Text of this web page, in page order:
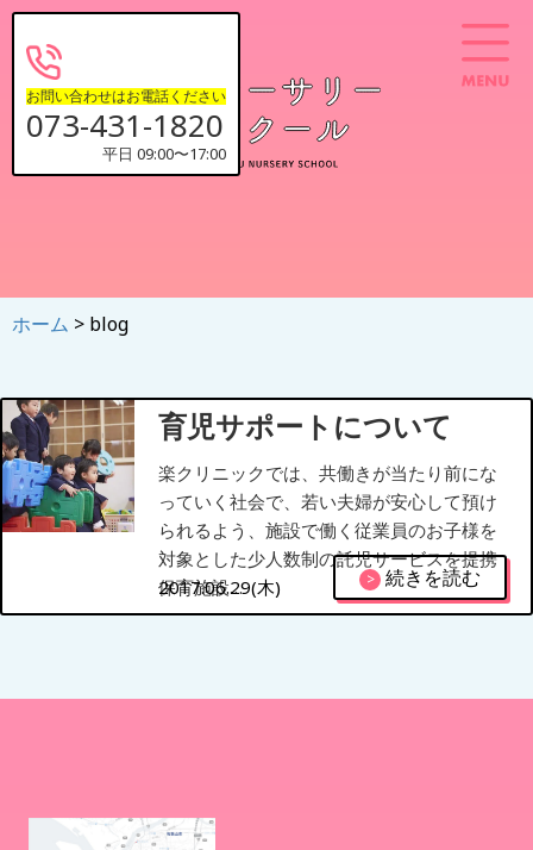
お問い合わせはお電話ください
073-431-1820
平日 09:00〜17:00
ホーム > blog
育児サポートについて
楽クリニックでは、共働きが当たり前にな
っていく社会で、若い夫婦が安心して預け
られるよう、施設で働く従業員のお子様を
対象とした少人数制の託児サービスを提携
保育施設…
2017.06.29(木) > 続きを読む